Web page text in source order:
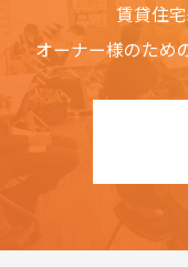
賃貸住
オーナー様のため